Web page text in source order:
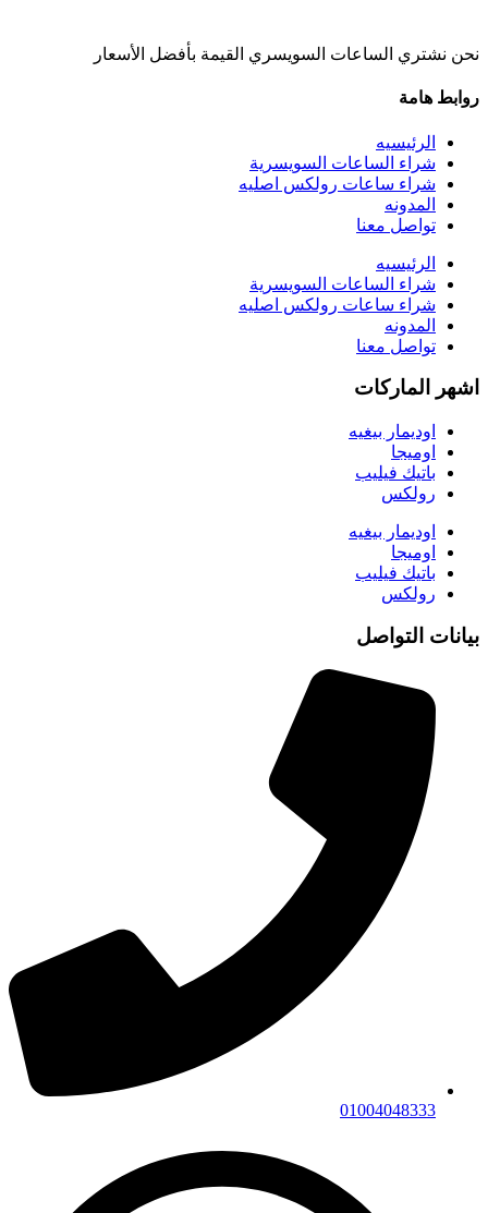
نحن نشتري الساعات السويسري القيمة بأفضل الأسعار
روابط هامة
الرئيسيه
شراء الساعات السويسرية
شراء ساعات رولكس اصليه
المدونه
تواصل معنا
الرئيسيه
شراء الساعات السويسرية
شراء ساعات رولكس اصليه
المدونه
تواصل معنا
اشهر الماركات
اوديمار بيغيه
اوميجا
باتيك فيليب
رولكس
اوديمار بيغيه
اوميجا
باتيك فيليب
رولكس
بيانات التواصل
01004048333